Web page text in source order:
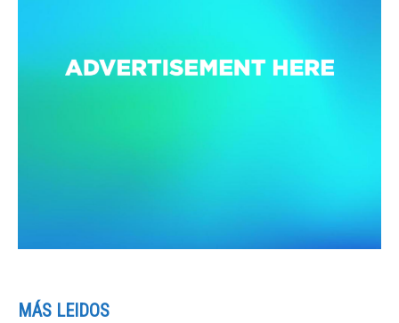
MÁS LEIDOS